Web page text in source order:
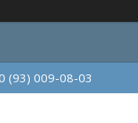
(93) 009-08-03